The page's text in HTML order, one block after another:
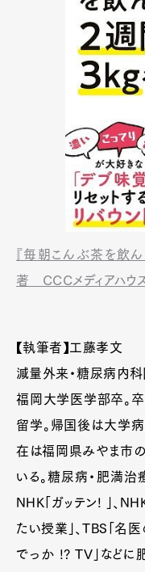
『毎朝こんぶ茶を飲
著 CCCメディアハウ
【執筆者】工藤孝文
減量外来・糖尿病内科
福岡大学医学部卒。卒
留学。帰国後は大学
在は福岡県みやま市
いる。糖尿病・肥満治
NHK「ガッテン! 」、
たい授業」、TBS「名
でっか !? TV」などに